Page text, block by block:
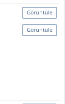
Görüntüle
Görüntüle